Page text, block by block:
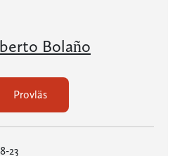
Bolaño
Provläs
23